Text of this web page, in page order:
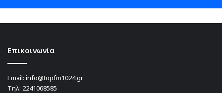
Επικοινωνία
Email: info@topfm1024.gr
Τηλ: 2241068585